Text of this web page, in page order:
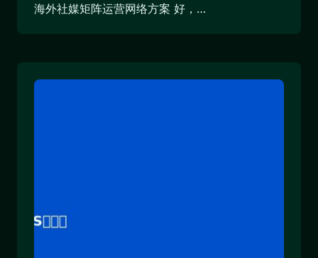
海外社媒矩阵运营网络方案 好，…